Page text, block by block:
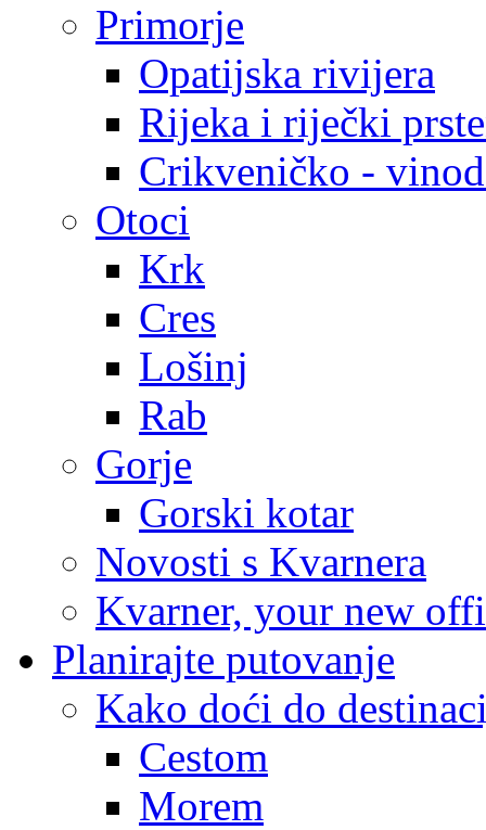
Primorje
Opatijska rivijera
Rijeka i riječki
Crikveničko -
Otoci
Krk
Cres
Lošinj
Rab
Gorje
Gorski kotar
Novosti s Kvarnera
Kvarner, your new
Planirajte putovanje
Kako doći do
Cestom
Morem